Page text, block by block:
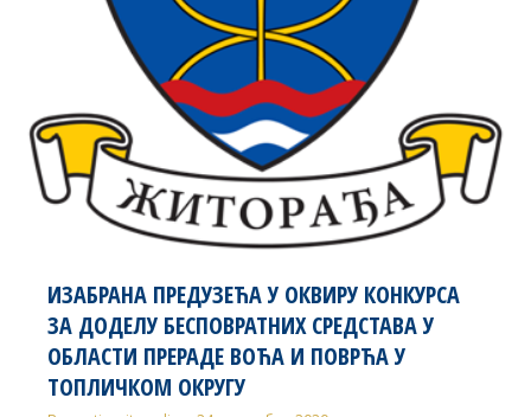
ИЗАБРАНА ПРЕДУЗЕЋА У ОКВИРУ КОНКУРСА
ЗА ДОДЕЛУ БЕСПОВРАТНИХ СРЕДСТАВА У
ОБЛАСТИ ПРЕРАДЕ ВОЋА И ПОВРЋА У
ТОПЛИЧКОМ ОКРУГУ